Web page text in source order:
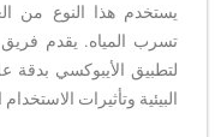
يستخدم هذا النوع من
تسرب المياه. يقدم
لتطبيق الأيبوكسي بدقة
البيئية وتأثيرات